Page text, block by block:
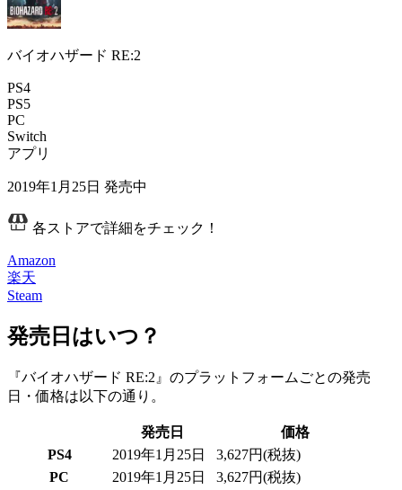
バイオハザード RE:2
PS4
PS5
PC
Switch
アプリ
2019年1月25日 発売中
各ストアで詳細をチェック！
Amazon
楽天
Steam
発売日はいつ？
『バイオハザード RE:2』のプラットフォームごとの発売
日・価格は以下の通り。
発売日
価格
PS4
2019年1月25日
3,627円(税抜)
PC
2019年1月25日
3,627円(税抜)